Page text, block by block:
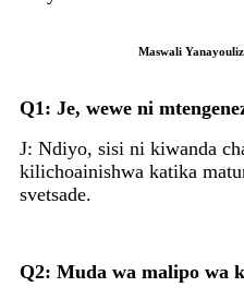
Maswali
Q1: Je, wewe ni
J: Ndiyo, sisi ni kiwanda
kilichoainishwa katika
svetsade.
Q2: Muda wa malipo wa